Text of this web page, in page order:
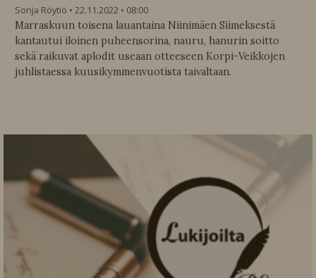
Sonja Röytiö 22.11.2022
08:00
Marraskuun toisena lauantaina Niinimäen Siimeksestä
kantautui iloinen puheensorina, nauru, hanurin soitto
sekä raikuvat aplodit useaan otteeseen Korpi-Veikkojen
juhlistaessa kuusikymmenvuotista taivaltaan.